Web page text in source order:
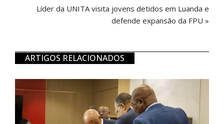
Líder da UNITA visita jovens detidos em Luanda e
defende expansão da FPU »
ARTIGOS RELACIONADOS